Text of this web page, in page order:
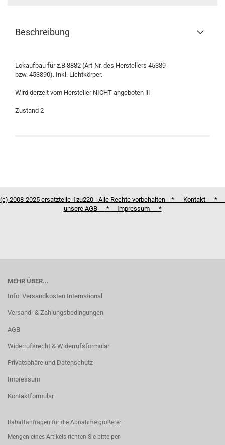
Beschreibung
Lokaufbau für z.B 8882 (Art-Nr. des Herstellers 45389
bzw. 453890). Inkl. Lichtkörper.
Wird derzeit vom Hersteller NICHT angeboten !!!
Zustand 2
(c) 2008-2025 ersatzteile-1zu220 - Alle Rechte vorbehalten * Kontakt *
unsere AGB
* Impressum *
MEHR ÜBER...
Info: Versandkosten International
Versand- & Zahlungsbedingungen
AGB
Widerrufsrecht & Widerrufsformular
Privatsphäre und Datenschutz
Impressum
Kontaktformular
Rabattanfragen für die Abnahme größerer
Mengen eines Artikels richten Sie bitte per